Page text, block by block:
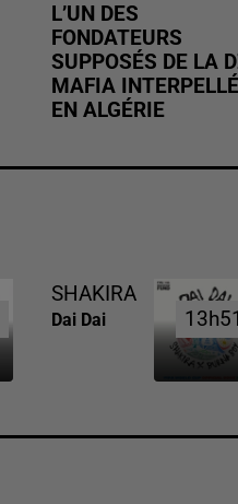
L’UN DES
FONDATEURS
SUPPOSÉS DE LA
MAFIA INTERPELLÉ
EN ALGÉRIE
SHAKIRA
Dai Dai 13h51
13h51